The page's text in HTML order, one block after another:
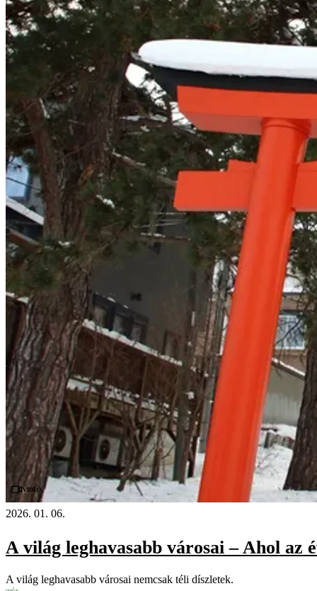
Videó
2026. 01. 06.
A világ leghavasabb városai – Ahol az
A világ leghavasabb városai nemcsak téli díszletek.